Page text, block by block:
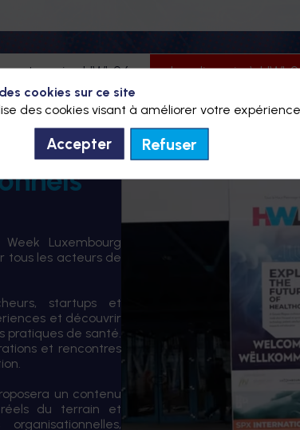
HWL26 Je m'inscris à
Luxembourg
tous les acteurs de
startups et
et découvrir
pratiques de santé.
et rencontres
un contenu
du terrain et
cookies sur ce site
des cookies visant à améliorer votre
Accepter Refuser